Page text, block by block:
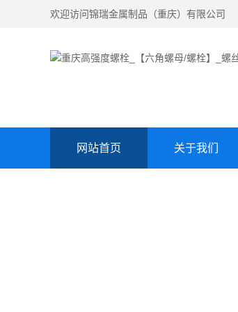
欢迎访问锦瑞金属制品（重庆）有限公司
网站首页 关于我们